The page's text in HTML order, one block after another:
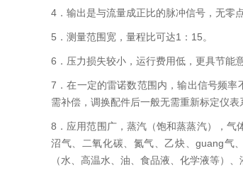
4．输出是与流量成正比的脉冲信号，无零
5．测量范围宽，量程比可达1：15。
6．压力损失较小，运行费用低，更具节能意
7．在一定的雷诺数范围内，输出信号频
需补偿，调换配件后一般无需重新标定仪表
8．应用范围广，蒸汽（饱和蒸蒸汽），气
沼气、二氧化碳、氮气、乙炔、guang气
（水、高温水、油、食品液、化学液等）